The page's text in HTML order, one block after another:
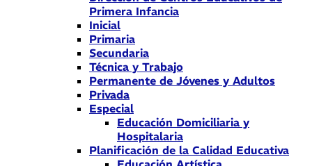
Primera Infancia
Inicial
Primaria
Secundaria
Técnica y Trabajo
Permanente de Jóvenes y Adultos
Privada
Especial
Educación Domiciliaria y
Hospitalaria
Planificación de la Calidad Educativa